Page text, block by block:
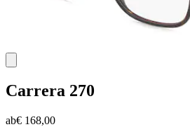
Carrera 270
ab€ 168,00